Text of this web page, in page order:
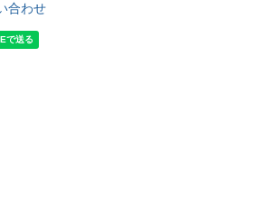
合わせ